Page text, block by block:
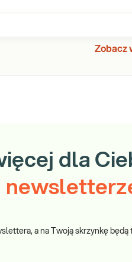
Zobacz
dla
a na Twoją skrzynkę